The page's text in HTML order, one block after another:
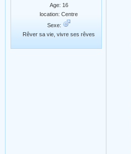
Age: 16
location: Centre
Sexe:
Rêver sa vie, vivre ses rêves